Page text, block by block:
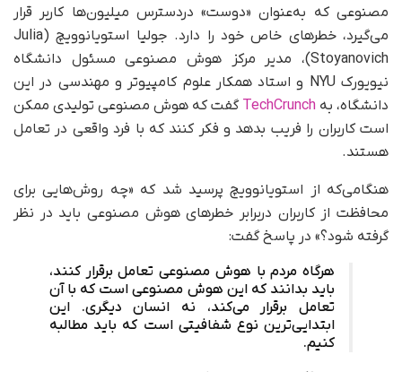
مصنوعی که به‌عنوان «دوست» دردسترس میلیون‌ها کاربر قرار
می‌گیرد، خطرهای خاص خود را دارد. جولیا استویانوویچ (Julia
Stoyanovich)، مدیر مرکز هوش مصنوعی مسئول دانشگاه
نیویورک NYU و استاد همکار علوم کامپیوتر و مهندسی در این
دانشگاه، به TechCrunch گفت که هوش مصنوعی تولیدی ممکن
است کاربران را فریب بدهد و فکر کنند که با فرد واقعی در تعامل
هستند.
هنگامی‌که از استویانوویچ پرسید شد که «چه روش‌هایی برای
محافظت از کاربران دربرابر خطرهای هوش مصنوعی باید در نظر
گرفته شود؟» در پاسخ گفت:
هرگاه مردم با هوش مصنوعی تعامل برقرار کنند،
باید بدانند که این هوش مصنوعی است که با آن
تعامل برقرار می‌کند، نه انسان دیگری. این
ابتدایی‌ترین نوع شفافیتی است که باید مطالبه
کنیم.